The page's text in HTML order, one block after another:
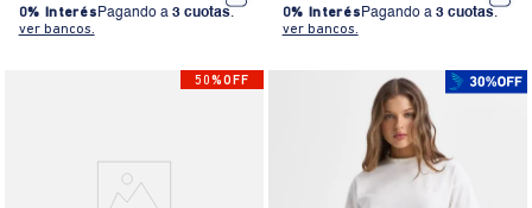
0% Interés Pagando a 3 cuotas.
ver bancos.
0% Interés Pagando a 3 cuotas.
ver bancos.
50%OFF